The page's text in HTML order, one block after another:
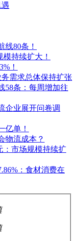
线80条！
持续扩大！
！
需求总体保持扩张
58条：每周增加往
企业展开问卷调
亿单！
物流成本？
：市场规模持续扩
：食材消费在